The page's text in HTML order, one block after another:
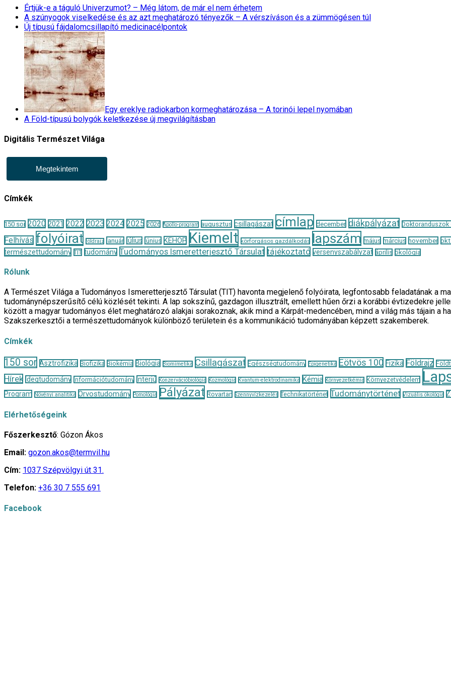
Értjük-e a táguló Univerzumot? – Még látom, de már el nem érhetem
A szúnyogok viselkedése és az azt meghatározó tényezők – A vérszíváson és a zümmögésen túl
Új típusú fájdalomcsillapító medicinacélpontok
Egy ereklye radiokarbon kormeghatározása – A torinói lepel nyomában
A Föld-típusú bolygók keletkezése új megvilágításban
Digitális Természet Világa
Megtekintem
Címkék
150 sor 2020 2021 2022 2023 2024 2025 2026 Apollo-program augusztus csillagászat címlap december diákpályázat
Felhívás folyóirat földrajz január július június KEHOP Kiemelt körforgásos gazdálkodás lapszám május március november
természettudomány TIT tudomány Tudományos Ismeretterjesztő Társulat tájékoztató versenyszabályzat április ökológia
Rólunk
A Természet Világa a Tudományos Ismeretterjesztő Társulat (TIT) havonta megjelenő folyóirata, legfontosabb feladatának a
tudománynépszerűsítő célú közlését tekinti. A lap sokszínű, gazdagon illusztrált, emellett hűen őrzi a korábbi évtizedekre
között a magyar tudományos élet meghatározó alakjai sorakoznak, akik mind a Kárpát-medencében, mind a világ más tájain
Szakszerkesztői a természettudományok különböző területein és a kommunikáció tudományában képzett szakemberek.
Címkék
150 sor Asztrofizika Biofizika Biokémia Biológia Biomimetika Csillagászat Egészségtudomány Epigenetika Eötvös 100 Fizika Földrajz
Hírek Idegtudomány Információtudomány Interjú Konzervációbiológia Kozmológia Kvantum-elektrodinamika Kémia Környezetkémia Környezetvédelem
Program Növényi analitika Orvostudomány Pomológia Pályázat Rovartan Szennyvízkezelés Technikatörténet Tudománytörténet Vizuális ökológia
Elérhetőségeink
Főszerkesztő: Gózon Ákos
Email: gozon.akos@termvil.hu
Cím: 1037 Szépvölgyi út 31.
Telefon: +36 30 7 555 691
Facebook